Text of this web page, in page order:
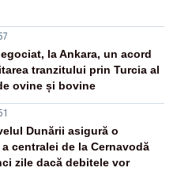
la Ankara, un acord
tranzitului prin Turcia al
ovine și bovine
Dunării asigură o
centralei de la Cernavodă
zile dacă debitele vor